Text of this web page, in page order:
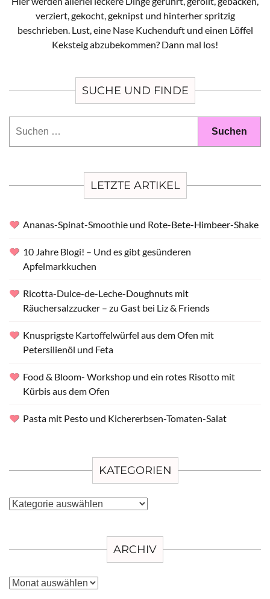
verziert, gekocht, geknipst und hinterher spritzig
beschrieben. Lust, eine Nase Kuchenduft und einen Löffel
Keksteig abzubekommen? Dann mal los!
SUCHE UND FINDE
LETZTE ARTIKEL
Ananas-Spinat-Smoothie und Rote-Bete-Himbeer-Shake
10 Jahre Blogi! – Und es gibt gesünderen
Apfelmarkkuchen
Ricotta-Dulce-de-Leche-Doughnuts mit
Räuchersalzzucker – zu Gast bei Liz & Friends
Knusprigste Kartoffelwürfel aus dem Ofen mit
Petersilienöl und Feta
Food & Bloom- Workshop und ein rotes Risotto mit
Kürbis aus dem Ofen
Pasta mit Pesto und Kichererbsen-Tomaten-Salat
KATEGORIEN
Kategorien
ARCHIV
Archiv